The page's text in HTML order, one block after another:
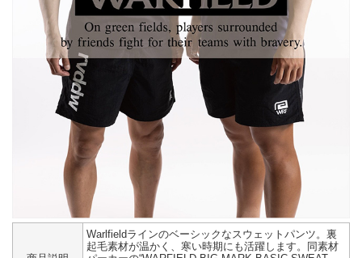
Warlfieldラインのベーシックなスウェットパンツ。裏
起毛素材が温かく、寒い時期にも活躍します。同素材